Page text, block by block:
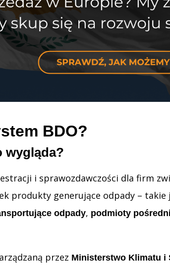
BDO?
wygląda?
i sprawozdawczości dla firm
produkty generujące odpady – takie
odpady, podmioty
przez Ministerstwo Klimatu i